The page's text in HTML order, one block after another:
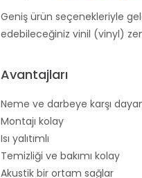
Geniş ürün seçenekleriyle
edebileceğiniz vinil (vinyl)
Avantajları
Neme ve darbeye karşı
Montajı kolay
Isı yalıtımlı
Temizliği ve bakımı kolay
Akustik bir ortam sağlar